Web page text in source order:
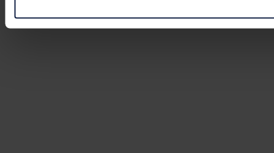
pueden combinarla con otra información que les haya